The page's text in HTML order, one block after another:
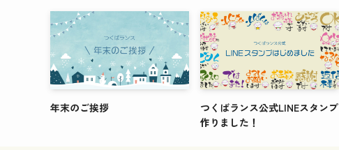
年末のご挨拶
つくばランス公式LINEスタンプ
作りました！